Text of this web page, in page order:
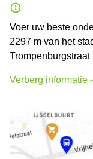
Voer uw beste
2297 m van het
Trompenburgstraat
Verberg informatie